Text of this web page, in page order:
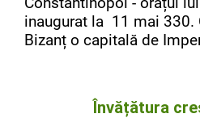
inaugurat la 11 mai 330.
Bizanț o capitală de
Învățătura